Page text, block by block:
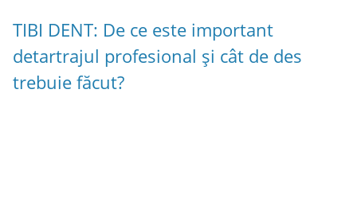
TIBI DENT: De ce este important
detartrajul profesional și cât de des
trebuie făcut?